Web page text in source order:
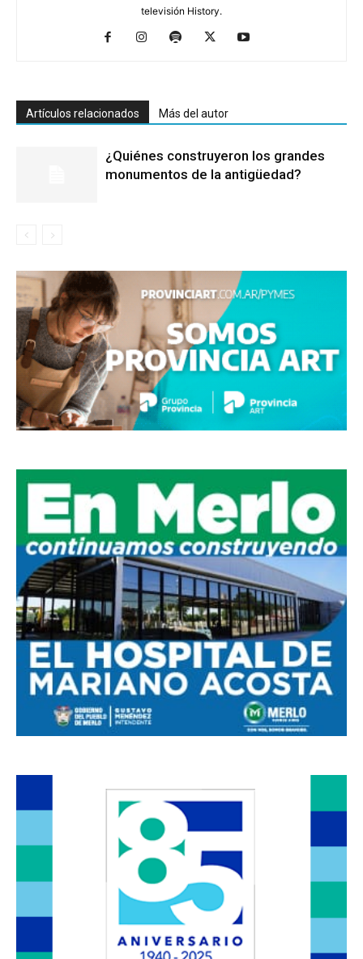
televisión History.
Artículos relacionados Más del autor
¿Quiénes construyeron los grandes
monumentos de la antigüedad?